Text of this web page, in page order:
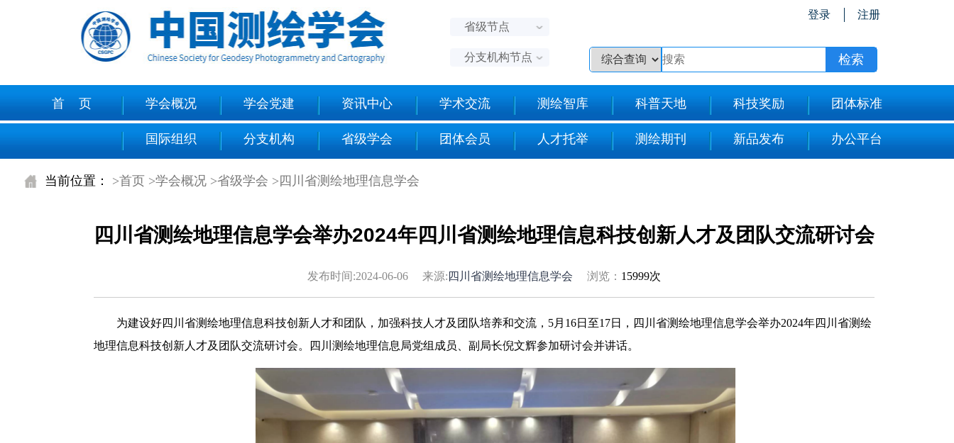
省级节点
分支机构节点
登录 注册
首 页 学会概况 学会党建 资讯中心 学术交流 测绘智库 科普天地 科技奖励 团体标准
国际组织 分支机构 省级学会 团体会员 人才托举 测绘期刊 新品发布 办公平台
当前位置： >首页 >学会概况 >省级学会 >四川省测绘地理信息学会
四川省测绘地理信息学会举办2024年四川省测绘地理信息科技创新人才及团队交流研讨会
发布时间:2024-06-06 来源: 四川省测绘地理信息学会 浏览： 15999次
为建设好四川省测绘地理信息科技创新人才和团队，加强科技人才及团队培养和交流，5月16日至17日，四川省测绘地理信息学会举办2024年四川省测绘
地理信息科技创新人才及团队交流研讨会。四川测绘地理信息局党组成员、副局长倪文辉参加研讨会并讲话。